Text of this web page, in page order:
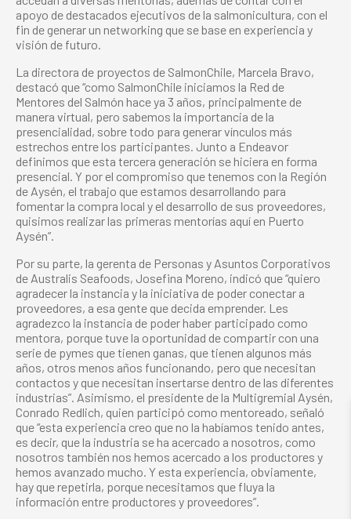
apoyo de destacados ejecutivos de la salmonicultura, con el
fin de generar un networking que se base en experiencia y
visión de futuro.
La directora de proyectos de SalmonChile, Marcela Bravo,
destacó que “como SalmonChile iniciamos la Red de
Mentores del Salmón hace ya 3 años, principalmente de
manera virtual, pero sabemos la importancia de la
presencialidad, sobre todo para generar vínculos más
estrechos entre los participantes. Junto a Endeavor
definimos que esta tercera generación se hiciera en forma
presencial. Y por el compromiso que tenemos con la Región
de Aysén, el trabajo que estamos desarrollando para
fomentar la compra local y el desarrollo de sus proveedores,
quisimos realizar las primeras mentorías aquí en Puerto
Aysén”.
Por su parte, la gerenta de Personas y Asuntos Corporativos
de Australis Seafoods, Josefina Moreno, indicó que “quiero
agradecer la instancia y la iniciativa de poder conectar a
proveedores, a esa gente que decida emprender. Les
agradezco la instancia de poder haber participado como
mentora, porque tuve la oportunidad de compartir con una
serie de pymes que tienen ganas, que tienen algunos más
años, otros menos años funcionando, pero que necesitan
contactos y que necesitan insertarse dentro de las diferentes
industrias”. Asimismo, el presidente de la Multigremial Aysén,
Conrado Redlich, quien participó como mentoreado, señaló
que “esta experiencia creo que no la habíamos tenido antes,
es decir, que la industria se ha acercado a nosotros, como
nosotros también nos hemos acercado a los productores y
hemos avanzado mucho. Y esta experiencia, obviamente,
hay que repetirla, porque necesitamos que fluya la
información entre productores y proveedores”.